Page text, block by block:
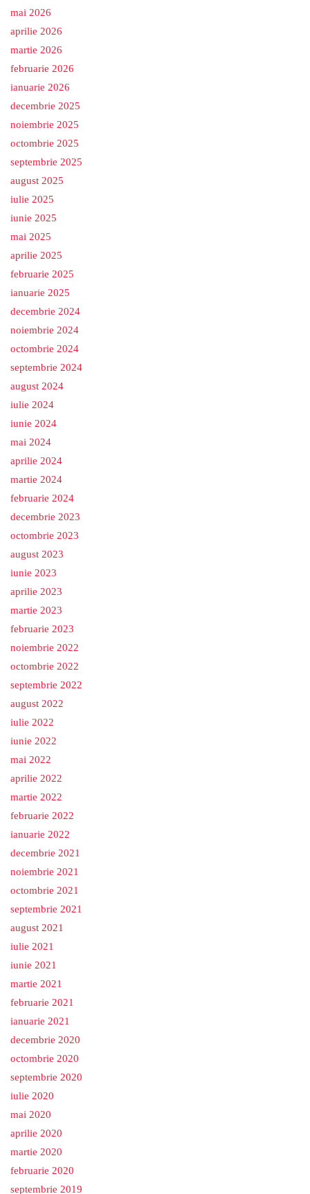
mai 2026
aprilie 2026
martie 2026
februarie 2026
ianuarie 2026
decembrie 2025
noiembrie 2025
octombrie 2025
septembrie 2025
august 2025
iulie 2025
iunie 2025
mai 2025
aprilie 2025
februarie 2025
ianuarie 2025
decembrie 2024
noiembrie 2024
octombrie 2024
septembrie 2024
august 2024
iulie 2024
iunie 2024
mai 2024
aprilie 2024
martie 2024
februarie 2024
decembrie 2023
octombrie 2023
august 2023
iunie 2023
aprilie 2023
martie 2023
februarie 2023
noiembrie 2022
octombrie 2022
septembrie 2022
august 2022
iulie 2022
iunie 2022
mai 2022
aprilie 2022
martie 2022
februarie 2022
ianuarie 2022
decembrie 2021
noiembrie 2021
octombrie 2021
septembrie 2021
august 2021
iulie 2021
iunie 2021
martie 2021
februarie 2021
ianuarie 2021
decembrie 2020
octombrie 2020
septembrie 2020
iulie 2020
mai 2020
aprilie 2020
martie 2020
februarie 2020
septembrie 2019